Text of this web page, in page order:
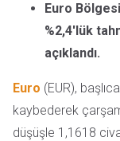
Euro
%2,4'lük
açıklandı.
Euro (EUR),
kaybederek
düşüşle 1,1618